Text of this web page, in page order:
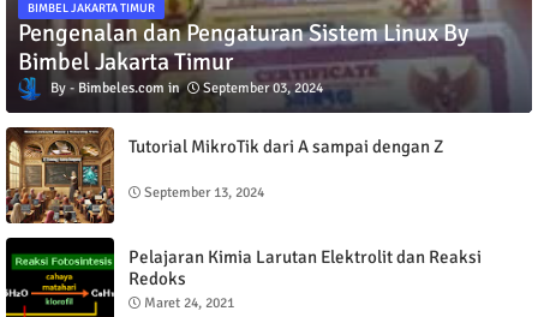
BIMBEL JAKARTA TIMUR
Pengenalan dan Pengaturan Sistem Linux By
Bimbel Jakarta Timur
Bimbeles.com September 03, 2024
Tutorial MikroTik dari A sampai dengan Z
September 13, 2024
Pelajaran Kimia Larutan Elektrolit dan Reaksi
Redoks
Maret 24, 2021